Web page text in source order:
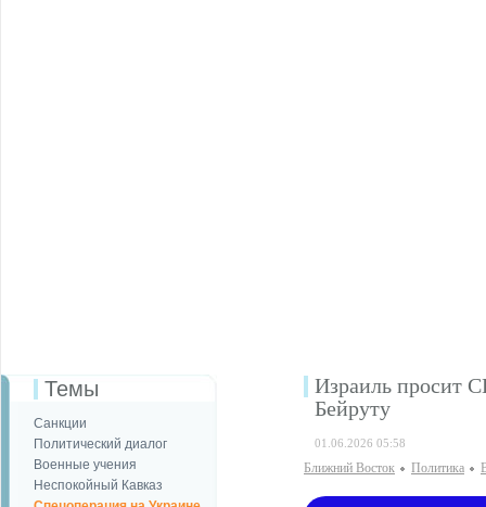
Темы
Санкции
Политический диалог
Военные учения
Неспокойный Кавказ
Израиль просит
Бейруту
01.06.2026 05:58
Ближний Восток Политика